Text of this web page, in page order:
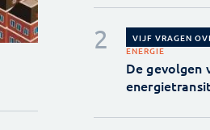
VIJF VRAGEN
ENERGIE
De gevolgen